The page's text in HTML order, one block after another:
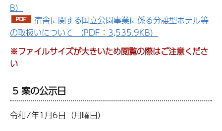
B）
宿舎に関する国立公園事業に係る分譲型ホテル等
の取扱いについて （PDF：3,535.9KB）
※ファイルサイズが大きいため閲覧の際はご注意くださ
い
5 案の公示日
令和7年1月6日（月曜日）